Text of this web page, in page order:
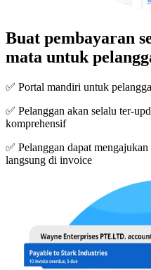
Buat pembayaran
mata untuk
✅ Portal mandiri untuk
✅ Pelanggan akan selalu ter-
komprehensif
✅ Pelanggan dapat
langsung di invoice